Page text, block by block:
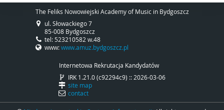
The Feliks Nowowiejski Academy of Music in Bydgoszcz
ul. Słowackiego 7
85-008 Bydgoszcz
tel: 523210582 w.48
www:www.amuz.bydgoszcz.pl
Internetowa Rekrutacja Kandydatów
IRK 1.21.0 (c92294c9) :: 2026-03-06
site map
contact